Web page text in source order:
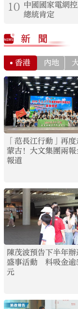
10 中國國家電網
總統肯定
香港 內地
「范長江行動」再
蒙古！大文集團兩報
報道
陳茂波預告下半年
盛事活動 料吸金逾
元